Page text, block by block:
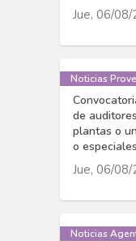
Jue, 06/
Noticias
de
plantas o
o especiales
Jue, 06/
Noticias